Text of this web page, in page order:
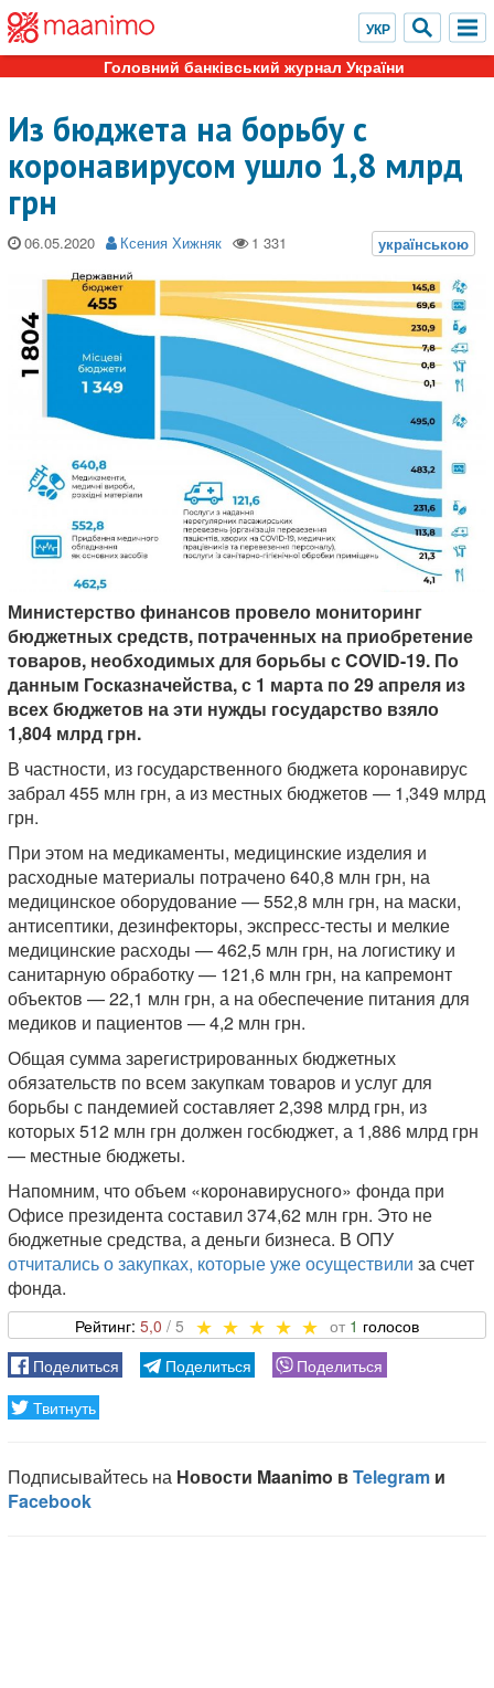
Головний банківський журнал України
Из бюджета на борьбу с
коронавирусом ушло 1,8 млрд
грн
06.05.2020 Ксения Хижняк
Министерство финансов провело мониторинг
бюджетных средств, потраченных на приобретение
товаров, необходимых для борьбы с COVID-19. По
данным Госказначейства, с 1 марта по 29 апреля из
всех бюджетов на эти нужды государство взяло
1,804 млрд грн.
В частности, из государственного бюджета коронавирус
забрал 455 млн грн, а из местных бюджетов — 1,349 млрд
грн.
При этом на медикаменты, медицинские изделия и
расходные материалы потрачено 640,8 млн грн, на
медицинское оборудование — 552,8 млн грн, на маски,
антисептики, дезинфекторы, экспресс-тесты и мелкие
медицинские расходы — 462,5 млн грн, на логистику и
санитарную обработку — 121,6 млн грн, на капремонт
объектов — 22,1 млн грн, а на обеспечение питания для
медиков и пациентов — 4,2 млн грн.
Общая сумма зарегистрированных бюджетных
обязательств по всем закупкам товаров и услуг для
борьбы с пандемией составляет 2,398 млрд грн, из
которых 512 млн грн должен госбюджет, а 1,886 млрд грн
— местные бюджеты.
Напомним, что объем «коронавирусного» фонда при
Офисе президента составил 374,62 млн грн. Это не
бюджетные средства, а деньги бизнеса. В ОПУ
отчитались о закупках, которые уже осуществили за счет
фонда.
5,0 1